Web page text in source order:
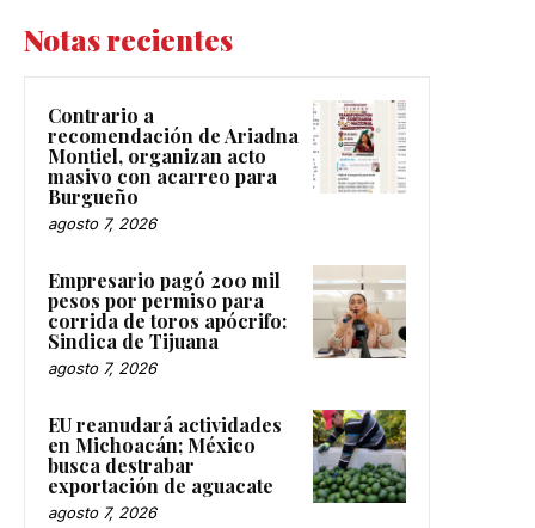
Notas recientes
Contrario a
recomendación de Ariadna
Montiel, organizan acto
masivo con acarreo para
Burgueño
agosto 7, 2026
Empresario pagó 200 mil
pesos por permiso para
corrida de toros apócrifo:
Sindica de Tijuana
agosto 7, 2026
EU reanudará actividades
en Michoacán; México
busca destrabar
exportación de aguacate
agosto 7, 2026